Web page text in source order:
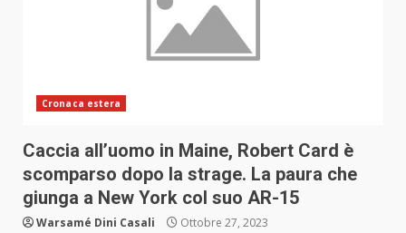
Cronaca estera
Caccia all’uomo in Maine, Robert Card è
scomparso dopo la strage. La paura che
giunga a New York col suo AR-15
Warsamé Dini Casali Ottobre 27, 2023